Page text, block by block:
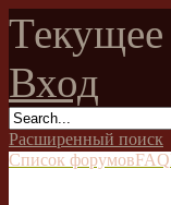
Вход
Расширенный поиск
Список форумовFAQ